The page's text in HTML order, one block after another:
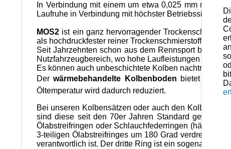
In Verbindung mit einem um etwa 0,025 mm
Laufruhe in Verbindung mit höchster
MOS2 ist ein ganz hervorragender
als hochdruckfester reiner Trockenschmierstoff
Seit Jahrzehnten schon aus dem Rennsport
Nutzfahrzeugbereich, wo hohe Laufleistungen
Es können auch unbeschichtete Kolben nachträglich
Derwärmebehandelte Kolbenboden bietet eine
Öltemperatur wird dadurch reduziert.
Bei unseren Kolbensätzen oder auch den
sind diese seit den 70er Jahren Standard
Ölabstreifringen oder Schlauchfederringen (häufig
3-teiligen Ölabstreifringes um 180 Grad verdreht
verantwortlich ist. Der dritte Ring ist ein sogenannter